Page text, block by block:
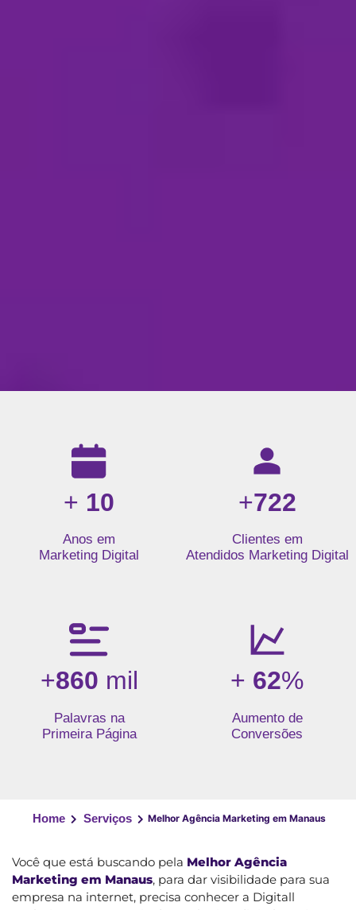
Resultados da nossa agência de marketing digital: mais
+ 10
Anos em
Marketing Digital
+722
Clientes em
Atendidos Marketing Digital
+860 mil
Palavras na
Primeira Página
+ 62%
Aumento de
Conversões
Home Serviços Melhor Agência Marketing em Manaus
Você que está buscando pela Melhor Agência
Marketing em Manaus, para dar visibilidade para sua
empresa na internet, precisa conhecer a Digitall